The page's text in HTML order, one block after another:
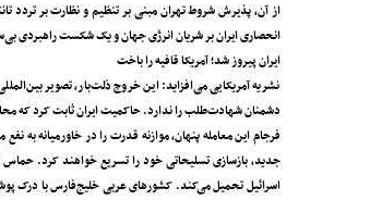
از آن، پذیرش شروط تهران مبنی بر تنظیم و نظارت بر
انحصاری ایران بر شریان انرژی جهان و یک شکست راهبردی
ایران پیروز شد؛ آمریکا قافیه را باخت
نشریه آمریکایی می‌افزاید: این خروج ذلت‌بار، تصویر
دشمنان شهادت‌طلب را ندارد. حاکمیت ایران ثابت کرد که
فرجام این معامله پنهان، موازنه قدرت را در خاورمیانه به
جدید، بازسازی تسلیحاتی خود را تسریع خواهند کرد.
اسرائیل تحمیل می‌کند. کشورهای عربی خلیج‌فارس با درک